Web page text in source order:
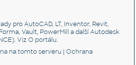
pro AutoCAD, LT, Inventor, Revit,
Vault, PowerMill a další Autodesk
VizO portálu.
na tomto serveru |Ochrana